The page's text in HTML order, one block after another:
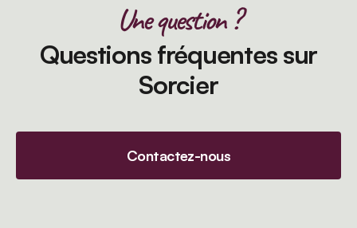
Une question ?
Questions fréquentes sur
Sorcier
Contactez-nous